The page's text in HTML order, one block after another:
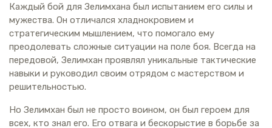
Каждый бой для Зелимхана был испытанием его силы и
мужества. Он отличался хладнокровием и
стратегическим мышлением, что помогало ему
преодолевать сложные ситуации на поле боя. Всегда на
передовой, Зелимхан проявлял уникальные тактические
навыки и руководил своим отрядом с мастерством и
решительностью.
Но Зелимхан был не просто воином, он был героем для
всех, кто знал его. Его отвага и бескорыстие в борьбе за